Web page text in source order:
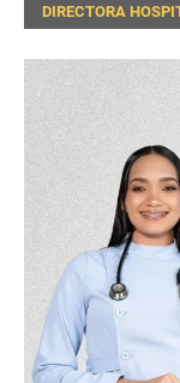
DIRECTORA